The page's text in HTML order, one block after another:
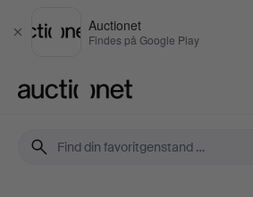
Luk
Auctionet
Findes på Google Play